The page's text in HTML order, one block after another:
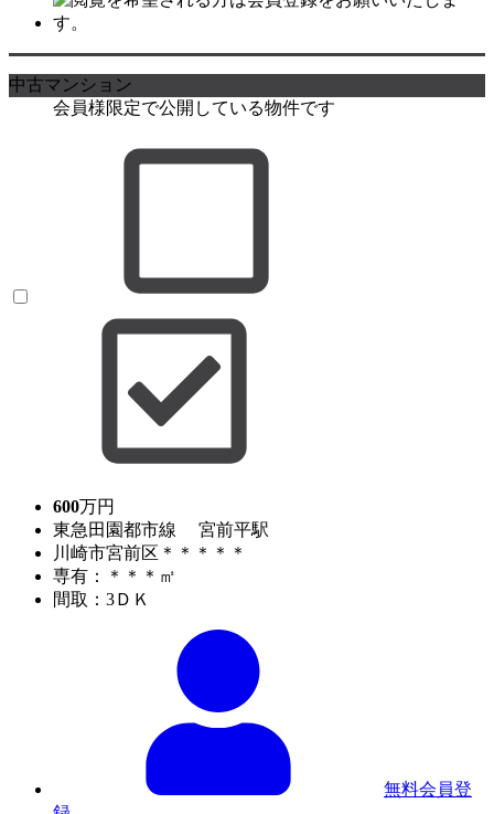
中古マンション
会員様限定で公開している物件です
600万円
東急田園都市線 宮前平駅
川崎市宮前区＊＊＊＊＊
専有：＊＊＊㎡
間取：3ＤＫ
無料会員登